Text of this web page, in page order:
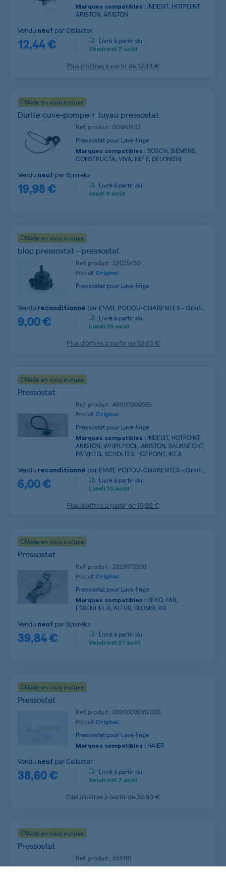
Marques compatibles : INDESIT, HOTPOINT
ARISTON, ARISTON
12,44 €
Vendu neuf parCellastor
Livré à partir du
Vendredi 7 août
Plus d’offres à partir de12,44 €
Aide en visio incluse
Durite cuve-pompe + tuyau pressostat
Ref. produit : 00480442
Pressostat pour Lave-linge
Marques compatibles : BOSCH, SIEMENS,
CONSTRUCTA, VIVA, NEFF, DELONGHI
19,98 €
Vendu neuf parSpareka
Livré à partir du
Jeudi 6 août
Aide en visio incluse
bloc pressostat - pressostat
Ref. produit : 32025730
Produit Original
Pressostat pour Lave-linge
9,00 €
Vendu reconditionné par ENVIE POITOU-CHARENTES - Grade
B
Livré à partir du
Lundi 10 août
Plus d’offres à partir de 53,63 €
Aide en visio incluse
Pressostat
Ref. produit : 481010906695
Produit Original
Pressostat pour Lave-linge
Marques compatibles : INDESIT, HOTPOINT
ARISTON, WHIRLPOOL, ARISTON, BAUKNECHT,
PRIVILEG, SCHOLTES, HOTPOINT, IKEA
6,00 €
Vendu reconditionné par ENVIE POITOU-CHARENTES - Grade
B
Livré à partir du
Lundi 10 août
Plus d’offres à partir de19,99 €
Aide en visio incluse
Pressostat
Ref. produit : 2828170300
Produit Original
Pressostat pour Lave-linge
Marques compatibles : BEKO, FAR,
ESSENTIEL B, ALTUS, BLOMBERG
39,84 €
Vendu neuf parSpareka
Livré à partir du
Vendredi 21 août
Aide en visio incluse
Pressostat
Ref. produit : 00200016062000
Produit Original
Pressostat pour Lave-linge
Marques compatibles : HAIER
38,60 €
Vendu neuf parCellastor
Livré à partir du
Vendredi 7 août
Plus d’offres à partir de 38,60 €
Aide en visio incluse
Pressostat
Ref. produit : 55X1111
ProduitOriginal